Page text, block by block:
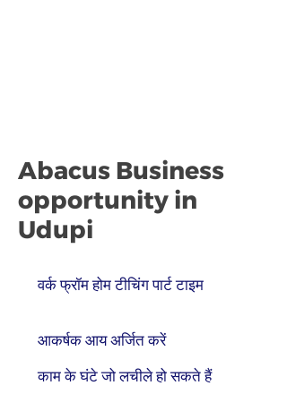
Abacus Business
opportunity in
Udupi
वर्क फ्रॉम होम टीचिंग पार्ट टाइम
आकर्षक आय अर्जित करें
काम के घंटे जो लचीले हो सकते हैं